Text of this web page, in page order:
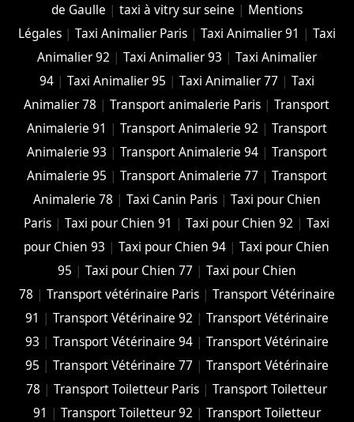
de Gaulle | taxi à vitry sur seine | Mentions
Légales| Taxi Animalier Paris| Taxi Animalier 91 | Taxi
Animalier 92 | Taxi Animalier 93 | Taxi Animalier
94| Taxi Animalier 95 | Taxi Animalier 77 | Taxi
Animalier 78 |Transport animalerie Paris |Transport
Animalerie 91 | Transport Animalerie 92 | Transport
Animalerie 93 | Transport Animalerie 94| Transport
Animalerie 95 | Transport Animalerie 77 | Transport
Animalerie 78 | Taxi Canin Paris| Taxi pour Chien
Paris |Taxi pour Chien 91 |Taxi pour Chien 92 |Taxi
pour Chien 93 |Taxi pour Chien 94 |Taxi pour Chien
95 | Taxi pour Chien 77 | Taxi pour Chien
78 | Transport vétérinaire Paris| Transport Vétérinaire
91 | Transport Vétérinaire 92 | Transport Vétérinaire
93 | Transport Vétérinaire 94| Transport Vétérinaire
95 | Transport Vétérinaire 77 | Transport Vétérinaire
78 |Transport Toiletteur Paris |Transport Toiletteur
91 | Transport Toiletteur 92 | Transport Toiletteur